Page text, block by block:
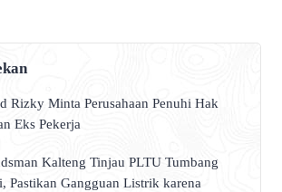
Rizky Minta Perusahaan Penuhi Hak
Eks Pekerja
Kalteng Tinjau PLTU Tumbang
Pastikan Gangguan Listrik karena